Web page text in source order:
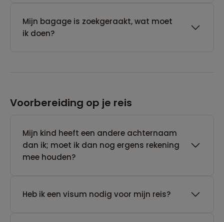
Mijn bagage is zoekgeraakt, wat moet
ik doen?
Voorbereiding op je reis
Mijn kind heeft een andere achternaam
dan ik; moet ik dan nog ergens rekening
mee houden?
Heb ik een visum nodig voor mijn reis?